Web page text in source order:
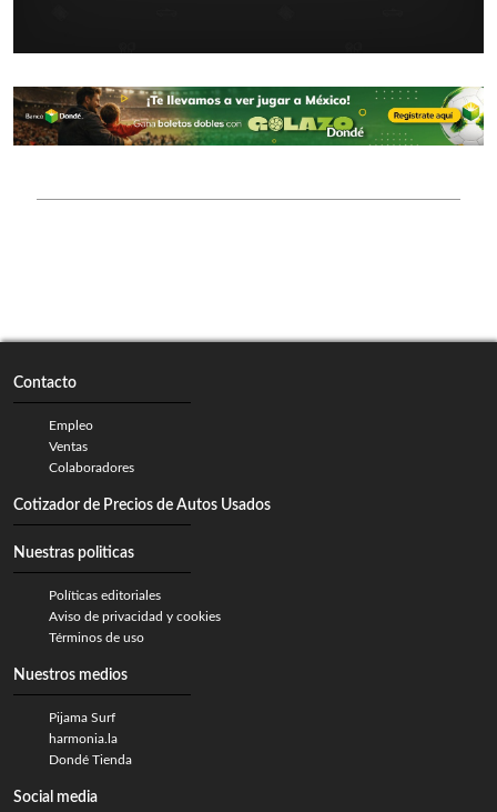
Contacto
Empleo
Ventas
Colaboradores
Cotizador de Precios de Autos Usados
Nuestras politicas
Políticas editoriales
Aviso de privacidad y cookies
Términos de uso
Nuestros medios
Pijama Surf
harmonia.la
Dondé Tienda
Social media